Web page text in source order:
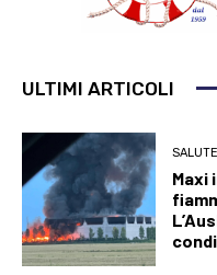
ULTIMI ARTICOLI
Maxi